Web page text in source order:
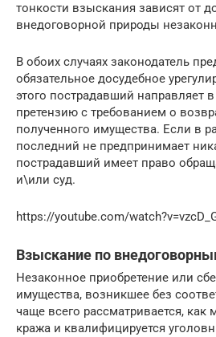
тонкости взыскания зависят от
внедоговорной природы
В обоих случаях законодатель
обязательное досудебное
этого пострадавший направляет
претензию с требованием о
полученного имущества. Если в
последний не предпринимает
пострадавший имеет право
и\или суд.
https://youtube.com/
Взыскание по
Незаконное приобретение или
имущества, возникшее без
чаще всего рассматривается,
кража и квалифицируется